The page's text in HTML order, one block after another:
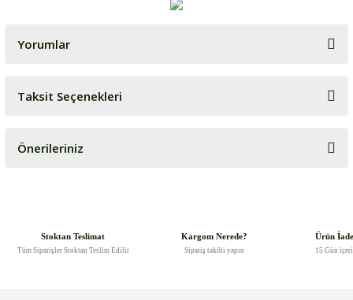
Yorumlar
Bu ürüne ilk yorumu siz yapın!
Taksit Seçenekleri
Önerileriniz
Stoktan Teslimat
Tüm Siparişler Stoktan Teslim Edilir
Kargom Nerede?
Sipariş takibi yapın
Ürün
15 Gün